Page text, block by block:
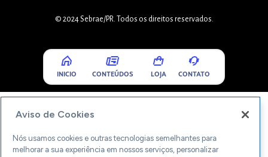
© 2024 Sebrae/PR. Todos os direitos reservados.
INICIO CONTEÚDOS LOJA CONTATO
Aviso de Cookies
Nós usamos cookies e outras tecnologias semelhantes para
melhorar a sua experiência em nossos serviços, personalizar